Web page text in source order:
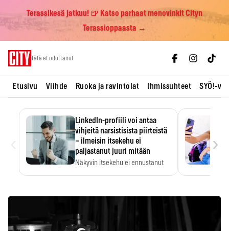
Terassikesä jatkuu! 🍺 Katso parhaat menovinkit Cityn
Terassioppaasta →
Tätä et odottanut
Etusivu Viihde Ruoka ja ravintolat Ihmissuhteet SYÖ!-
LinkedIn-profiili voi antaa
vihjeitä narsistisista piirteistä
– ilmeisin itsekehu ei
paljastanut juuri mitään
Näkyvin itsekehu ei ennustanut
›